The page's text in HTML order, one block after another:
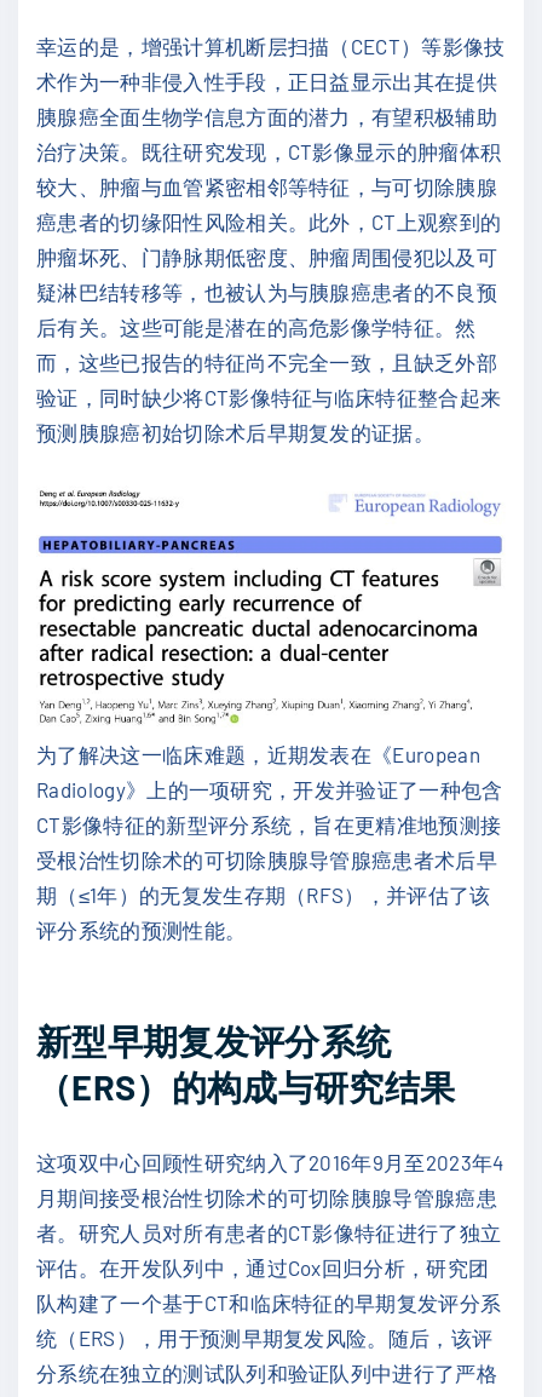
幸运的是，增强计算机断层扫描（CECT）等影像技
术作为一种非侵入性手段，正日益显示出其在提供
胰腺癌全面生物学信息方面的潜力，有望积极辅助
治疗决策。既往研究发现，CT影像显示的肿瘤体积
较大、肿瘤与血管紧密相邻等特征，与可切除胰腺
癌患者的切缘阳性风险相关。此外，CT上观察到的
肿瘤坏死、门静脉期低密度、肿瘤周围侵犯以及可
疑淋巴结转移等，也被认为与胰腺癌患者的不良预
后有关。这些可能是潜在的高危影像学特征。然
而，这些已报告的特征尚不完全一致，且缺乏外部
验证，同时缺少将CT影像特征与临床特征整合起来
预测胰腺癌初始切除术后早期复发的证据。
为了解决这一临床难题，近期发表在《European
Radiology》上的一项研究，开发并验证了一种包含
CT影像特征的新型评分系统，旨在更精准地预测接
受根治性切除术的可切除胰腺导管腺癌患者术后早
期（≤1年）的无复发生存期（RFS），并评估了该
评分系统的预测性能。
新型早期复发评分系统
（ERS）的构成与研究结果
这项双中心回顾性研究纳入了2016年9月至2023年4
月期间接受根治性切除术的可切除胰腺导管腺癌患
者。研究人员对所有患者的CT影像特征进行了独立
评估。在开发队列中，通过Cox回归分析，研究团
队构建了一个基于CT和临床特征的早期复发评分系
统（ERS），用于预测早期复发风险。随后，该评
分系统在独立的测试队列和验证队列中进行了严格